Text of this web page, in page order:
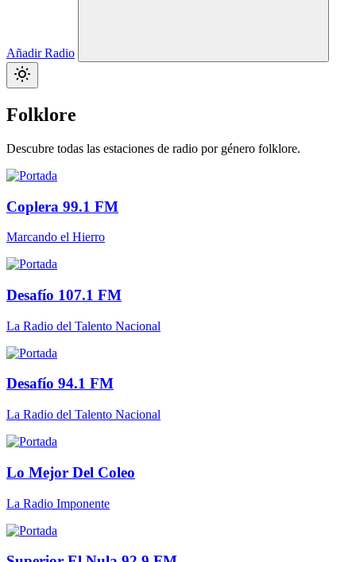
Añadir Radio
Folklore
Descubre todas las estaciones de radio por género folklore.
Coplera 99.1 FM
Marcando el Hierro
Desafío 107.1 FM
La Radio del Talento Nacional
Desafío 94.1 FM
La Radio del Talento Nacional
Lo Mejor Del Coleo
La Radio Imponente